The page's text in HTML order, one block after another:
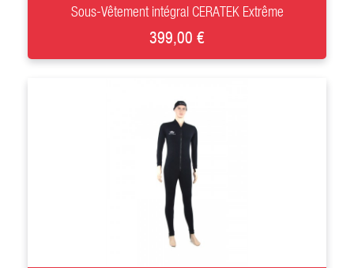
Sous-Vêtement intégral CERATEK Extrême
399,00 €